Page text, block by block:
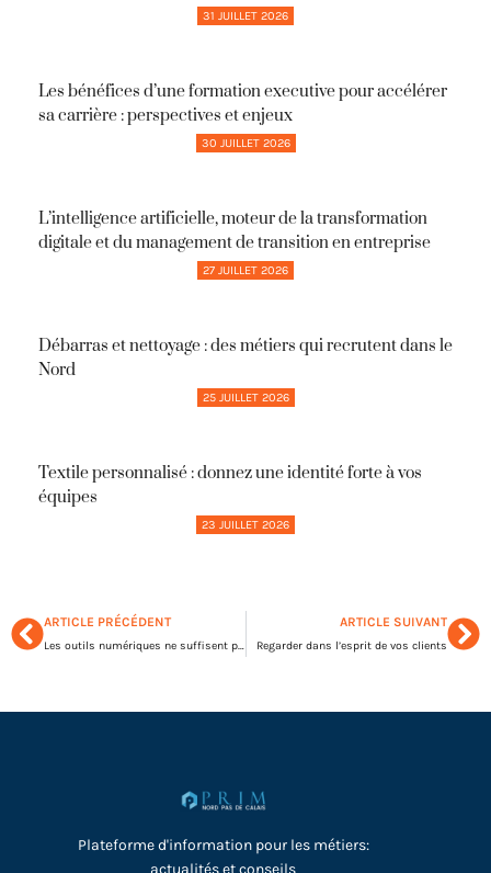
31 JUILLET 2026
Les bénéfices d’une formation executive pour accélérer
sa carrière : perspectives et enjeux
30 JUILLET 2026
L’intelligence artificielle, moteur de la transformation
digitale et du management de transition en entreprise
27 JUILLET 2026
Débarras et nettoyage : des métiers qui recrutent dans le
Nord
25 JUILLET 2026
Textile personnalisé : donnez une identité forte à vos
équipes
23 JUILLET 2026
ARTICLE PRÉCÉDENT
Les outils numériques ne suffisent pas à relancer les ré-adhésions
ARTICLE SUIVANT
Regarder dans l’esprit de vos clients
Plateforme d'information pour les métiers: